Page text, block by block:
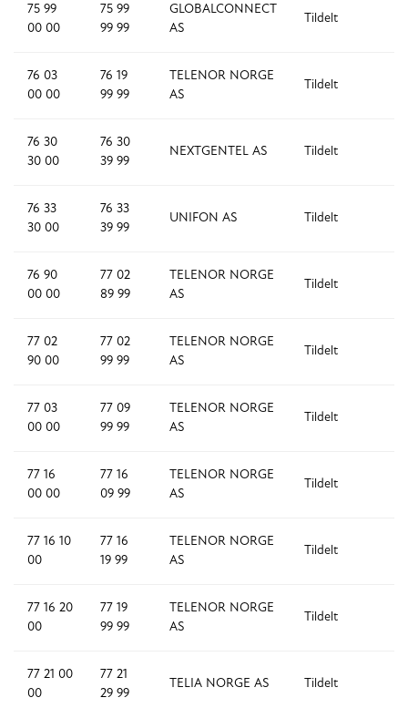
75 99
00 00
75 99
99 99
GLOBALCONNECT
AS
Tildelt
76 03
00 00
76 19
99 99
TELENOR NORGE
AS
Tildelt
76 30
30 00
76 30
39 99
NEXTGENTEL AS Tildelt
76 33
30 00
76 33
39 99
UNIFON AS Tildelt
76 90
00 00
77 02
89 99
TELENOR NORGE
AS
Tildelt
77 02
90 00
77 02
99 99
TELENOR NORGE
AS
Tildelt
77 03
00 00
77 09
99 99
TELENOR NORGE
AS
Tildelt
77 16
00 00
77 16
09 99
TELENOR NORGE
AS
Tildelt
77 16 10
00
77 16
19 99
TELENOR NORGE
AS
Tildelt
77 16 20
00
77 19
99 99
TELENOR NORGE
AS
Tildelt
77 21 00
00
77 21
29 99
TELIA NORGE AS Tildelt